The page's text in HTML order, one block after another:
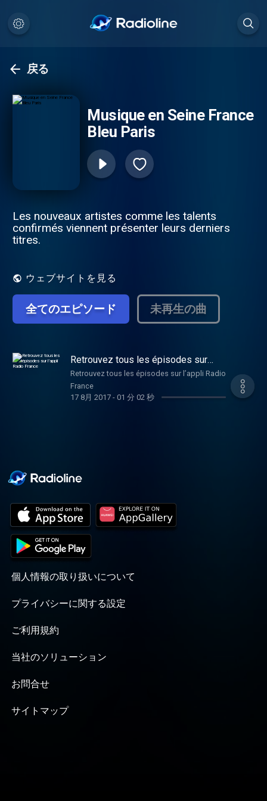
戻る
Musique en Seine France
Bleu Paris
Les nouveaux artistes comme les talents
confirmés viennent présenter leurs derniers
titres.
ウェブサイトを見る
全てのエピソード 未再生の曲
Retrouvez tous les épisodes sur
l’appli Radio France
Retrouvez tous les épisodes sur l’appli Radio
France
17 8月 2017- 01 分 02 秒
個人情報の取り扱いについて
プライバシーに関する設定
ご利用規約
当社のソリューション
お問合せ
サイトマップ